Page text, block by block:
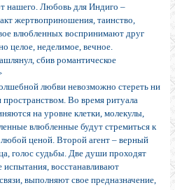
нашего. Любовь для Индиго –
жертвоприношения, таинство,
влюбленных воспринимают друг
целое, неделимое, вечное.
сбив романтическое
любви невозможно стереть ни
пространством. Во время ритуала
на уровне клетки, молекулы,
влюбленные будут стремиться к
ценой. Второй агент – верный
голос судьбы. Две души проходят
испытания, восстанавливают
выполняют свое предназначение,